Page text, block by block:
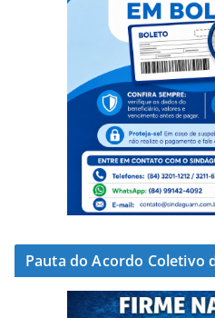
Pauta do Acordo Coletivo